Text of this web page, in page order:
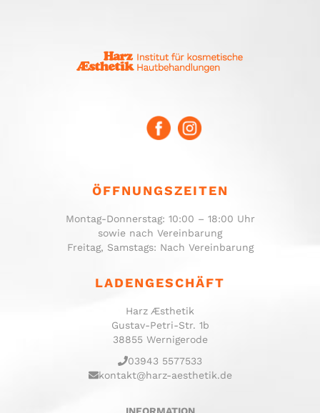
ÖFFNUNGSZEITEN
Montag-Donnerstag: 10:00 – 18:00 Uhr
sowie nach Vereinbarung
Freitag, Samstags: Nach Vereinbarung
LADENGESCHÄFT
Harz Æsthetik
Gustav-Petri-Str. 1b
38855 Wernigerode
03943 5577533
kontakt@harz-aesthetik.de